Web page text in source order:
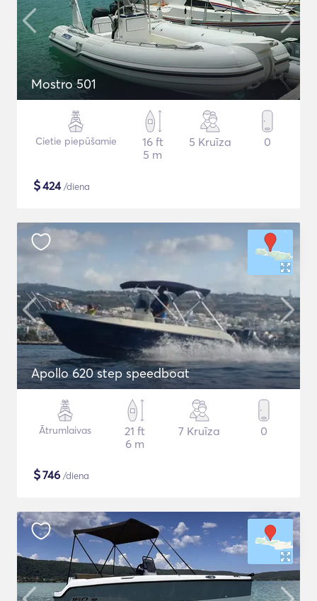
Mostro 501
Cietie piepūšamie
16 ft
5 m
5 Kruīza 0
$424/diena
Apollo 620 step speedboat
Ātrumlaivas
21 ft
6 m
7 Kruīza 0
$746 /diena